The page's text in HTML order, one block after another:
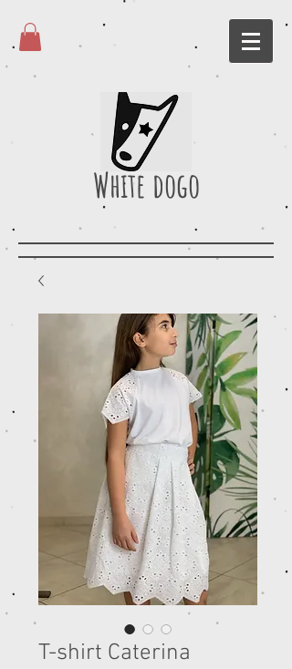
White dogo
T-shirt Caterina